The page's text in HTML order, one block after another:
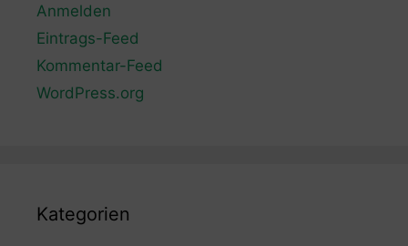
Anmelden
Eintrags-Feed
Kommentar-Feed
WordPress.org
Kategorien